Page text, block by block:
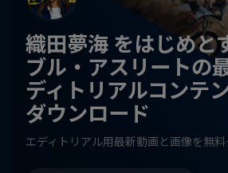
織田夢海 をはじめと
ブル・アスリートの
ディトリアルコンテ
ダウンロード
エディトリアル用最新動画と画像を無